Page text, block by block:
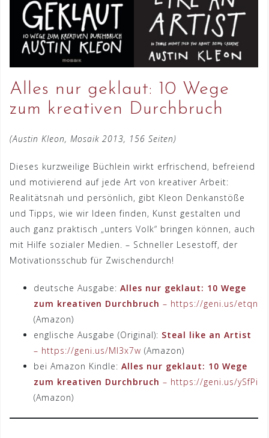
Alles nur geklaut: 10 Wege
zum kreativen Durchbruch
(Austin Kleon, Mosaik 2013, 156 Seiten)
Dieses kurzweilige Büchlein wirkt erfrischend, befreiend
und motivierend auf jede Art von kreativer Arbeit:
Realitätsnah und persönlich, gibt Kleon Denkanstöße
und Tipps, wie wir Ideen finden, Kunst gestalten und
auch ganz praktisch „unters Volk“ bringen können, auch
mit Hilfe sozialer Medien. – Schneller Lesestoff, der
Motivationsschub für Zwischendurch!
deutsche Ausgabe: Alles nur geklaut: 10 Wege
zum kreativen Durchbruch – https://geni.us/etqn
(Amazon)
englische Ausgabe (Original): Steal like an Artist
– https://geni.us/Ml3x7w (Amazon)
bei Amazon Kindle: Alles nur geklaut: 10 Wege
zum kreativen Durchbruch – https://geni.us/ySfPi
(Amazon)